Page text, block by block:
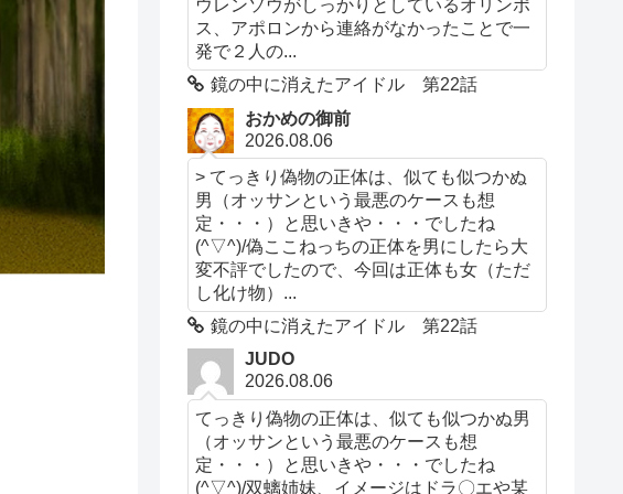
ウレンソウがしっかりとしているオリンポ
ス、アポロンから連絡がなかったことで一
発で２人の...
鏡の中に消えたアイドル 第22話
おかめの御前
2026.08.06
> てっきり偽物の正体は、似ても似つかぬ
男（オッサンという最悪のケースも想
定・・・）と思いきや・・・でしたね
(^▽^)/偽ここねっちの正体を男にしたら大
変不評でしたので、今回は正体も女（ただ
し化け物）...
鏡の中に消えたアイドル 第22話
JUDO
2026.08.06
てっきり偽物の正体は、似ても似つかぬ男
（オッサンという最悪のケースも想
定・・・）と思いきや・・・でしたね
(^▽^)/双螭姉妹、イメージはドラ〇エや某